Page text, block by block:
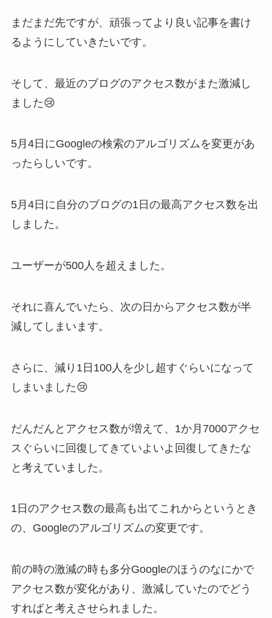
まだまだ先ですが、頑張ってより良い記事を書け
るようにしていきたいです。
そして、最近のブログのアクセス数がまた激減し
ました😢
5月4日にGoogleの検索のアルゴリズムを変更があ
ったらしいです。
5月4日に自分のブログの1日の最高アクセス数を出
しました。
ユーザーが500人を超えました。
それに喜んでいたら、次の日からアクセス数が半
減してしまいます。
さらに、減り1日100人を少し超すぐらいになって
しまいました😢
だんだんとアクセス数が増えて、1か月7000アクセ
スぐらいに回復してきていよいよ回復してきたな
と考えていました。
1日のアクセス数の最高も出てこれからというとき
の、Googleのアルゴリズムの変更です。
前の時の激減の時も多分Googleのほうのなにかで
アクセス数が変化があり、激減していたのでどう
すればと考えさせられました。